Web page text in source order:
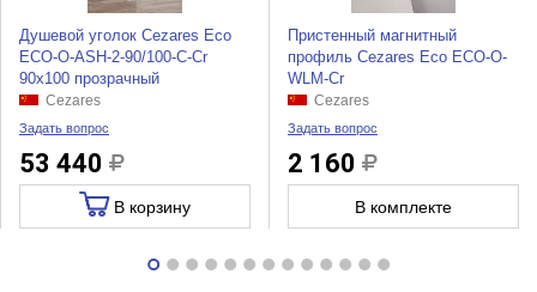
Душевой уголок Cezares Eco
ECO-O-ASH-2-90/100-C-Cr
90x100 прозрачный
Cezares
Задать вопрос
53 440
В корзину
Пристенный магнитный
профиль Cezares Eco ECO-O-
WLM-Cr
Cezares
Задать вопрос
2 160
В комплекте